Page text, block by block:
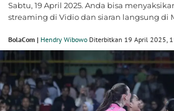
Sabtu, 19 April 2025. Anda bisa
streaming di Vidio dan siaran langsung di
BolaCom | Hendry Wibowo Diterbitkan 19 April 2025,